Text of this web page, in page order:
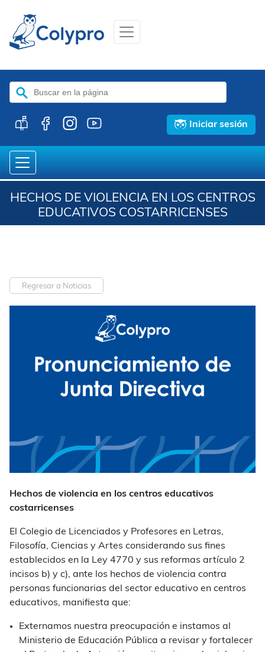
Buscar:
Iniciar sesión
HECHOS DE VIOLENCIA EN LOS CENTROS
EDUCATIVOS COSTARRICENSES
Regresar a Noticias
Hechos de violencia en los centros educativos
costarricenses
El Colegio de Licenciados y Profesores en Letras,
Filosofía, Ciencias y Artes considerando sus fines
establecidos en la Ley 4770 y sus reformas artículo 2
incisos b) y c), ante los hechos de violencia contra
personas funcionarias del sector educativo en centros
educativos, manifiesta que:
Externamos nuestra preocupación e instamos al
Ministerio de Educación Pública a revisar y fortalecer